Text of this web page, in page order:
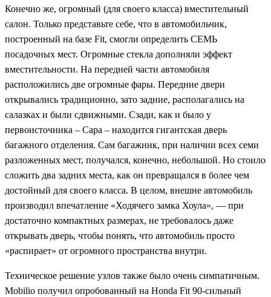
Конечно же, огромный (для своего класса) вместительный
салон. Только представьте себе, что в автомобильчик,
построенный на базе Fit, смогли определить СЕМЬ
посадочных мест. Огромные стекла дополняли эффект
вместительности. На передней части автомобиля
расположились две огромные фары. Передние двери
открывались традиционно, зато задние, располагались на
салазках и были сдвижными. Сзади, как и было у
первоисточника – Capa – находится гигантская дверь
багажного отделения. Сам багажник, при наличии всех семи
разложенных мест, получался, конечно, небольшой. Но стоило
сложить два задних места, как он превращался в более чем
достойный для своего класса. В целом, внешне автомобиль
производил впечатление «Ходячего замка Хоула», — при
достаточно компактных размерах, не требовалось даже
открывать дверь, чтобы понять, что автомобиль просто
«распирает» от огромного пространства внутри.
Техническое решение узлов также было очень симпатичным.
Mobilio получил опробованный на Honda Fit 90-сильный